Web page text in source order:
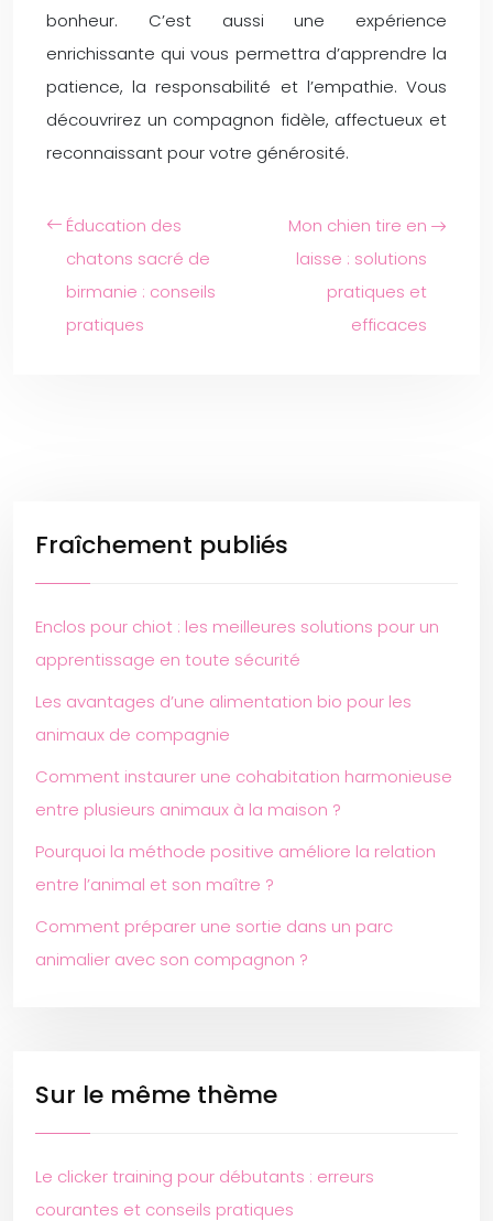
bonheur. C’est aussi une expérience
enrichissante qui vous permettra d’apprendre la
patience, la responsabilité et l’empathie. Vous
découvrirez un compagnon fidèle, affectueux et
reconnaissant pour votre générosité.
Éducation des
chatons sacré de
birmanie : conseils
pratiques
Mon chien tire en
laisse : solutions
pratiques et
efficaces
Fraîchement publiés
Enclos pour chiot : les meilleures solutions pour un
apprentissage en toute sécurité
Les avantages d’une alimentation bio pour les
animaux de compagnie
Comment instaurer une cohabitation harmonieuse
entre plusieurs animaux à la maison ?
Pourquoi la méthode positive améliore la relation
entre l’animal et son maître ?
Comment préparer une sortie dans un parc
animalier avec son compagnon ?
Sur le même thème
Le clicker training pour débutants : erreurs
courantes et conseils pratiques